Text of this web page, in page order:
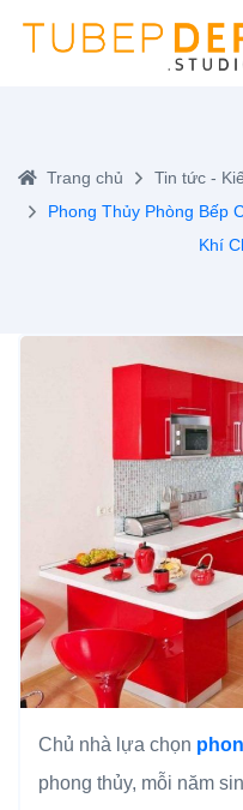
Trang chủ Tin tức -
Phong Thủy Phòng Bếp
Khí
Chủ nhà lựa chọn
phong thủy, mỗi năm